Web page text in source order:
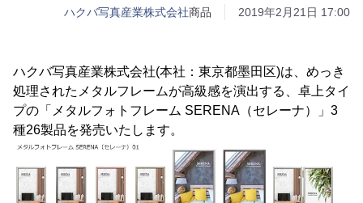
ハクバ写真産業株式会社商品 2019年2月21日 17:00
ハクバ写真産業株式会社(本社：東京都墨田区)は、めっき
処理されたメタルフレームが高級感を演出する、卓上タイ
プの「メタルフォトフレーム SERENA（セレーナ）」3
種26製品を発売いたします。